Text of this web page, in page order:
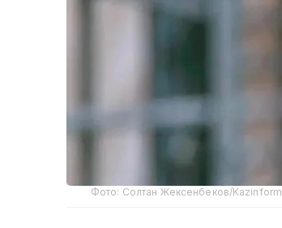
Фото: Солтан Жексенбеков/Kazinform